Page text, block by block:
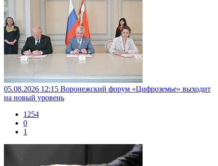
05.08.2026 12:15 Воронежский форум «Цифроземье» выходит
на новый уровень
1254
0
1